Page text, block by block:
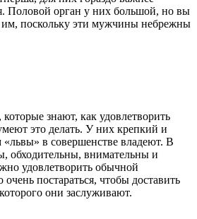
Половой орган у них большой, но вы
им, поскольку эти мужчины небрежны
знают, как удовлетворить
это делать. У них крепкий и
в совершенстве владеют. В
обходительны, внимательны и
удовлетворить обычной
постараться, чтобы доставить
они заслуживают.